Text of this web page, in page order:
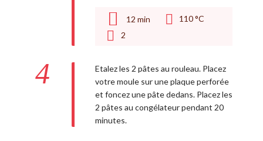
12 min
110 °C
2
4
Etalez les 2 pâtes au rouleau. Placez
votre moule sur une plaque perforée
et foncez une pâte dedans. Placez les
2 pâtes au congélateur pendant 20
minutes.